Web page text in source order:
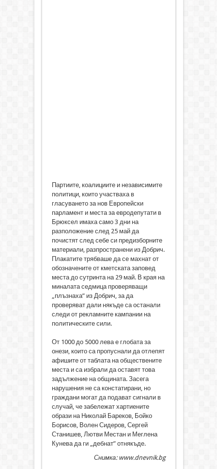
Партиите, коалициите и независимите
политици, които участваха в
гласуването за нов Европейски
парламент и места за евродепутати в
Брюксел имаха само 3 дни на
разположение след 25 май да
почистят след себе си предизборните
материали, разпространени из Добрич.
Плакатите трябваше да се махнат от
обозначените от кметската заповед
места до сутринта на 29 май. В края на
миналата седмица проверяващи
„плъзнаха” из Добрич, за да
проверяват дали някъде са останали
следи от рекламните кампании на
политическите сили.
От 1000 до 5000 лева е глобата за
онези, които са пропуснали да отлепят
афишите от таблата на обществените
места и са избрали да оставят това
задължение на общината. Засега
нарушения не са констатирани, но
граждани могат да подават сигнали в
случай, че забележат хартиените
образи на Николай Бареков, Бойко
Борисов, Волен Сидеров, Сергей
Станишев, Лютви Местан и Меглена
Кунева да ги „дебнат” отнякъде.
Снимка: www.dnevnik.bg